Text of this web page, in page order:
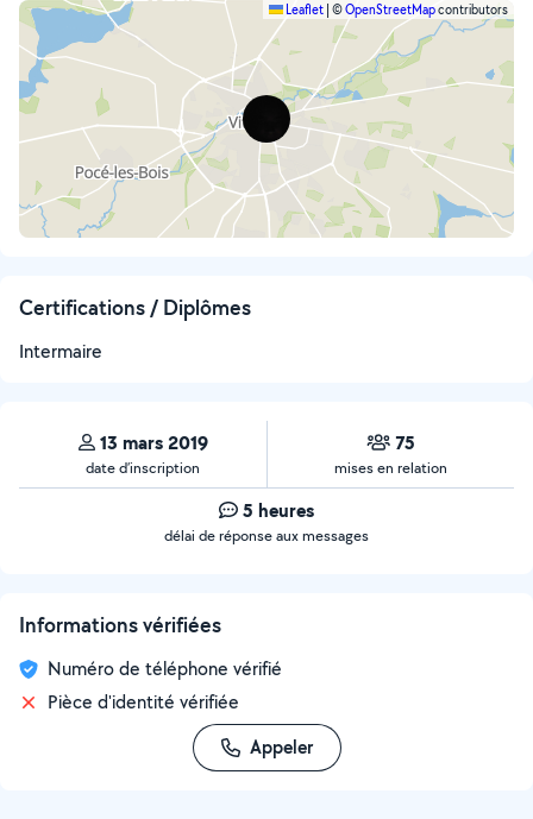
Leaflet ©OpenStreetMapcontributors
Certifications / Diplômes
Intermaire
13 mars 2019
date d’inscription
75
mises en relation
5 heures
délai de réponse aux messages
Informations vérifiées
Numéro de téléphone vérifié
Pièce d'identité vérifiée
Appeler